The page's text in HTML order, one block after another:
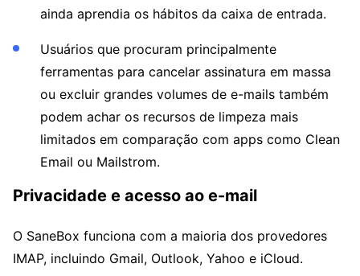
ainda aprendia os hábitos da caixa de entrada.
Usuários que procuram principalmente
ferramentas para cancelar assinatura em massa
ou excluir grandes volumes de e-mails também
podem achar os recursos de limpeza mais
limitados em comparação com apps como Clean
Email ou Mailstrom.
Privacidade e acesso ao e-mail
O SaneBox funciona com a maioria dos provedores
IMAP, incluindo Gmail, Outlook, Yahoo e iCloud.